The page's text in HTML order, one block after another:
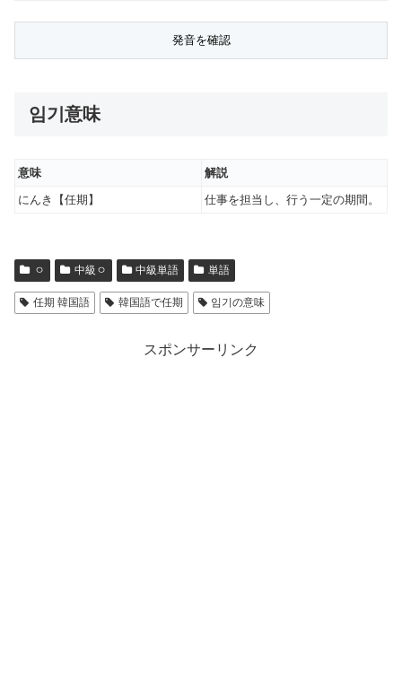
임기意味
意味
解説
にんき【任期】
仕事を担当し、行う一定の期間。
ㅇ 中級ㅇ 中級単語 単語
任期 韓国語 韓国語で任期 임기の意味
スポンサーリンク